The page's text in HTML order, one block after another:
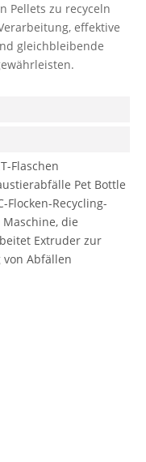
Pellets zu recyceln
effektive
gleichbleibende
Flaschen
Pet Bottle
Flocken-Recycling-
Maschine, die
Extruder zur
Abfällen